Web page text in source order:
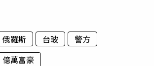
俄羅斯 台玻
警方
億萬富豪